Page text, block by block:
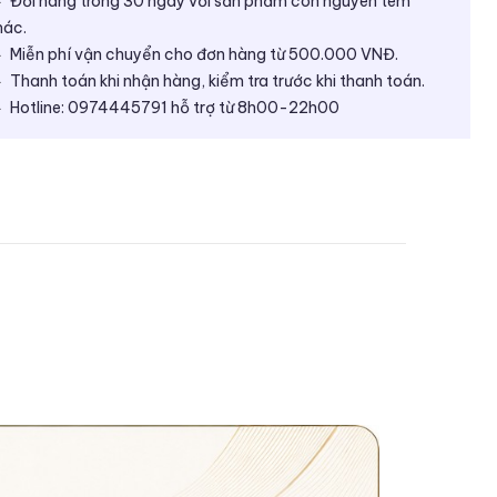
Miễn phí vận chuyển cho đơn hàng từ 500.000 VNĐ.
Thanh toán khi nhận hàng, kiểm tra trước khi thanh toán.
Hotline: 0974445791 hỗ trợ từ 8h00-22h00